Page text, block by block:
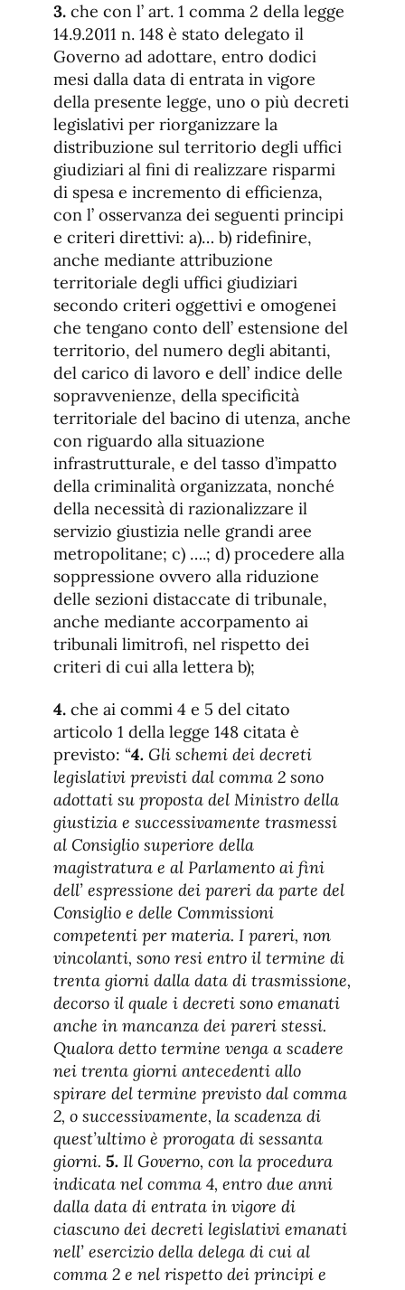
3. che con l’ art. 1 comma 2 della legge
14.9.2011 n. 148 è stato delegato il
Governo ad adottare, entro dodici
mesi dalla data di entrata in vigore
della presente legge, uno o più decreti
legislativi per riorganizzare la
distribuzione sul territorio degli uffici
giudiziari al fini di realizzare risparmi
di spesa e incremento di efficienza,
con l’ osservanza dei seguenti principi
e criteri direttivi: a)… b) ridefinire,
anche mediante attribuzione
territoriale degli uffici giudiziari
secondo criteri oggettivi e omogenei
che tengano conto dell’ estensione del
territorio, del numero degli abitanti,
del carico di lavoro e dell’ indice delle
sopravvenienze, della specificità
territoriale del bacino di utenza, anche
con riguardo alla situazione
infrastrutturale, e del tasso d’impatto
della criminalità organizzata, nonché
della necessità di razionalizzare il
servizio giustizia nelle grandi aree
metropolitane; c) ….; d) procedere alla
soppressione ovvero alla riduzione
delle sezioni distaccate di tribunale,
anche mediante accorpamento ai
tribunali limitrofi, nel rispetto dei
criteri di cui alla lettera b);
4. che ai commi 4 e 5 del citato
articolo 1 della legge 148 citata è
previsto: “4. Gli schemi dei decreti
legislativi previsti dal comma 2 sono
adottati su proposta del Ministro della
giustizia e successivamente trasmessi
al Consiglio superiore della
magistratura e al Parlamento ai fini
dell’ espressione dei pareri da parte del
Consiglio e delle Commissioni
competenti per materia. I pareri, non
vincolanti, sono resi entro il termine di
trenta giorni dalla data di trasmissione,
decorso il quale i decreti sono emanati
anche in mancanza dei pareri stessi.
Qualora detto termine venga a scadere
nei trenta giorni antecedenti allo
spirare del termine previsto dal comma
2, o successivamente, la scadenza di
quest’ultimo è prorogata di sessanta
giorni. 5. Il Governo, con la procedura
indicata nel comma 4, entro due anni
dalla data di entrata in vigore di
ciascuno dei decreti legislativi emanati
nell’ esercizio della delega di cui al
comma 2 e nel rispetto dei principi e